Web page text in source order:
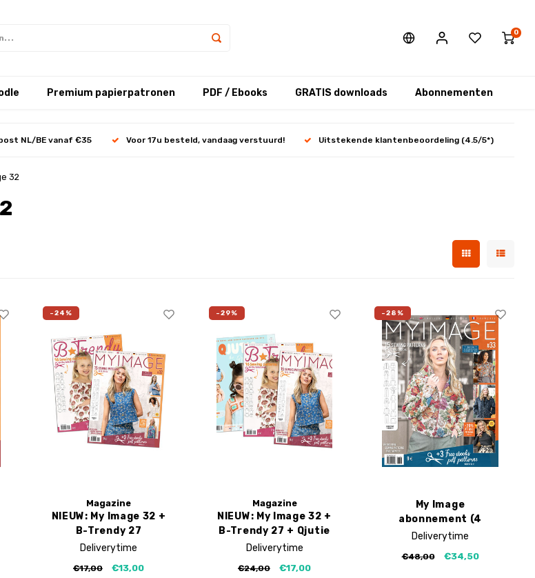
0
Premium papierpatronen PDF / Ebooks GRATIS downloads Abonnementen
NL/BE vanaf €35 Voor 17u besteld, vandaag verstuurd! Uitstekende klantenbeoordeling (4.5/5*)
32
-24%
Magazine
NIEUW: My Image 32 +
B-Trendy 27
Deliverytime
€17,00 €13,00
-29%
Magazine
NIEUW: My Image 32 +
B-Trendy 27 + Qjutie
3
Deliverytime
€24,00 €17,00
-28%
My Image
abonnement (4
edities)
Deliverytime
€48,00 €34,50